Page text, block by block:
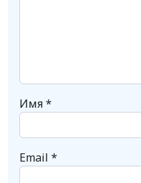
Имя*
Email *